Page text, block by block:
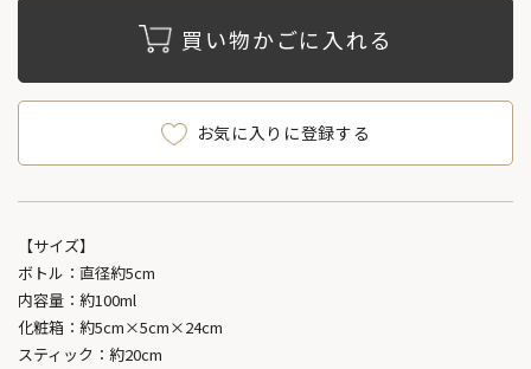
買い物かごに入れる
お気に入りに登録する
【サイズ】
ボトル：直径約5cm
内容量：約100ml
化粧箱：約5cm×5cm×24cm
スティック：約20cm